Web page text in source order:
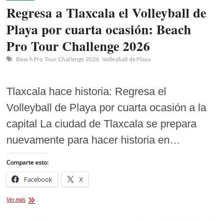
Regresa a Tlaxcala el Volleyball de
Playa por cuarta ocasión: Beach
Pro Tour Challenge 2026
Beach Pro Tour Challenge 2026 Volleyball de Playa
Tlaxcala hace historia: Regresa el
Volleyball de Playa por cuarta ocasión a la
capital La ciudad de Tlaxcala se prepara
nuevamente para hacer historia en…
Comparte esto:
Facebook X
Ver másRegresa